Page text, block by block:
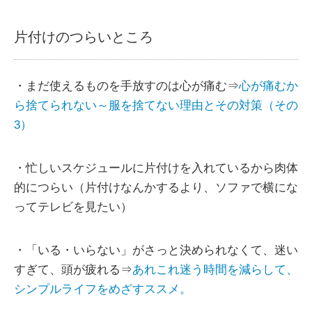
片付けのつらいところ
・まだ使えるものを手放すのは心が痛む⇒心が痛むか
ら捨てられない～服を捨てない理由とその対策（その
3）
・忙しいスケジュールに片付けを入れているから肉体
的につらい（片付けなんかするより、ソファで横にな
ってテレビを見たい）
・「いる・いらない」がさっと決められなくて、迷い
すぎて、頭が疲れる⇒あれこれ迷う時間を減らして、
シンプルライフをめざすススメ。